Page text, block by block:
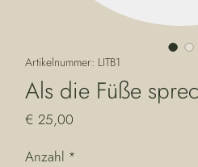
Artikelnummer: LITB1
Als die Füße
€ 25,00
Anzahl *